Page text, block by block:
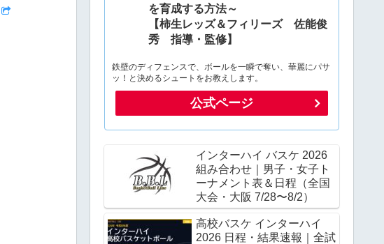
を育成する方法～
【柿生レッズ＆フィリーズ 佐能俊
秀 指導・監修】
鉄壁のディフェンスで、ボールを一瞬で奪い、華麗にパサ
ッ！と決めるシュートをお教えします。
公式ページ
インターハイ バスケ 2026
組み合わせ｜男子・女子ト
ーナメント表＆日程（全国
大会・大阪 7/28〜8/2）
高校バスケ インターハイ
2026 日程・結果速報｜全試